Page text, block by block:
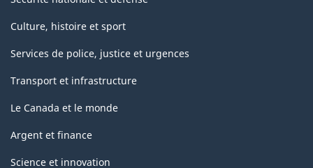
Culture, histoire et sport
Services de police, justice et urgences
Transport et infrastructure
Le Canada et le monde
Argent et finance
Science et innovation